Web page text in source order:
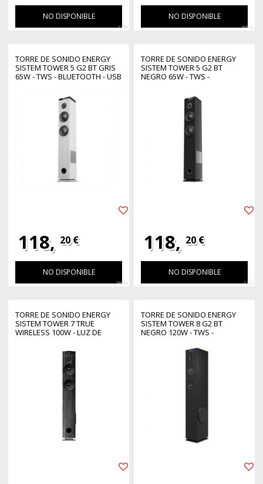
NO DISPONIBLE
1738
NO DISPONIBLE
30916
TORRE DE SONIDO ENERGY
SISTEM TOWER 5 G2 BT GRIS
65W - TWS - BLUETOOTH - USB
118, 20 €
NO DISPONIBLE
28944
TORRE DE SONIDO ENERGY
SISTEM TOWER 5 G2 BT
NEGRO 65W - TWS -
118, 20 €
NO DISPONIBLE
1262
TORRE DE SONIDO ENERGY
SISTEM TOWER 7 TRUE
WIRELESS 100W - LUZ DE
MICROSD - BLUETOOTH
TORRE DE SONIDO ENERGY
SISTEM TOWER 8 G2 BT
NEGRO 120W - TWS -